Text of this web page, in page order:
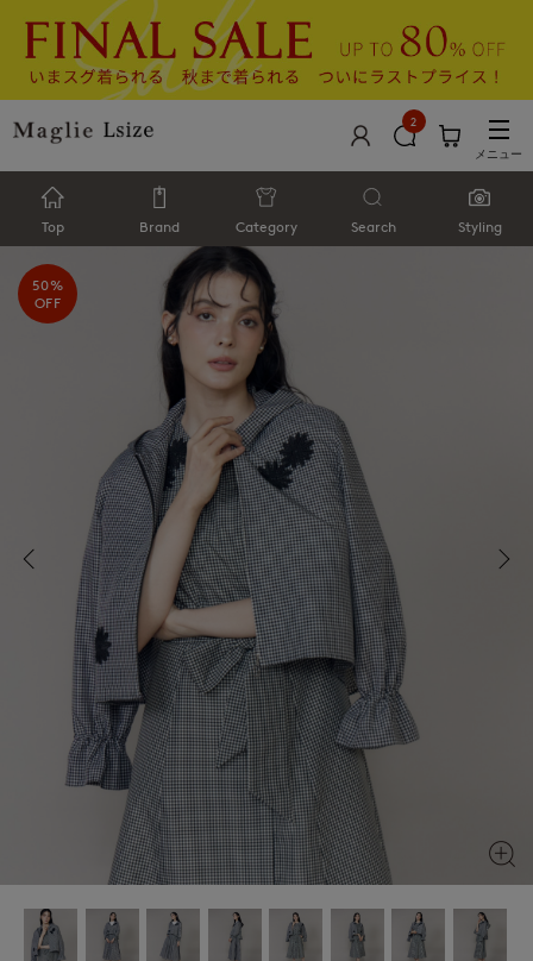
2
メニュー
Top Brand Category Search Styling
50%
OFF